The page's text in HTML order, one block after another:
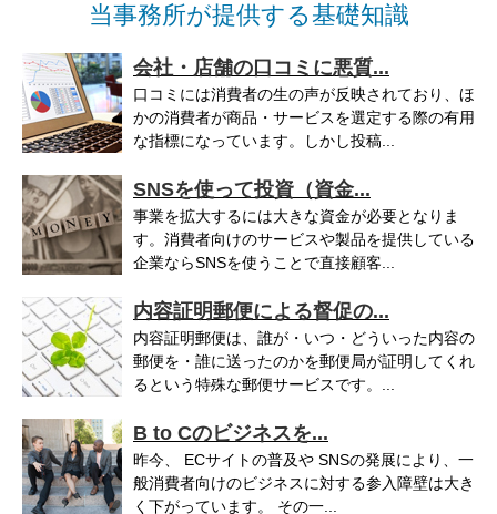
当事務所が提供する基礎知識
会社・店舗の口コミに悪質...
口コミには消費者の生の声が反映されており、ほ
かの消費者が商品・サービスを選定する際の有用
な指標になっています。しかし投稿...
SNSを使って投資（資金...
事業を拡大するには大きな資金が必要となりま
す。消費者向けのサービスや製品を提供している
企業ならSNSを使うことで直接顧客...
内容証明郵便による督促の...
内容証明郵便は、誰が・いつ・どういった内容の
郵便を・誰に送ったのかを郵便局が証明してくれ
るという特殊な郵便サービスです。...
B to Cのビジネスを...
昨今、 ECサイトの普及や SNSの発展により、一
般消費者向けのビジネスに対する参入障壁は大き
く下がっています。 その一...